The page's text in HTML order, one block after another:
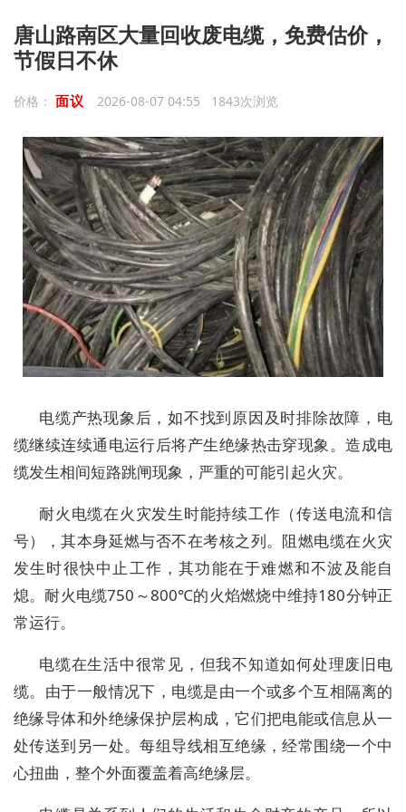
唐山路南区大量回收废电缆，免费估价，
节假日不休
价格： 面议 2026-08-07 04:55 1843次浏览
电缆产热现象后，如不找到原因及时排除故障，电
缆继续连续通电运行后将产生绝缘热击穿现象。造成电
缆发生相间短路跳闸现象，严重的可能引起火灾。
耐火电缆在火灾发生时能持续工作（传送电流和信
号），其本身延燃与否不在考核之列。阻燃电缆在火灾
发生时很快中止工作，其功能在于难燃和不波及能自
熄。耐火电缆750～800℃的火焰燃烧中维持180分钟正
常运行。
电缆在生活中很常见，但我不知道如何处理废旧电
缆。由于一般情况下，电缆是由一个或多个互相隔离的
绝缘导体和外绝缘保护层构成，它们把电能或信息从一
处传送到另一处。每组导线相互绝缘，经常围绕一个中
心扭曲，整个外面覆盖着高绝缘层。